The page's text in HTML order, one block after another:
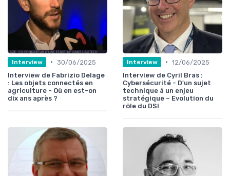
Interview • 30/06/2025
Interview de Fabrizio Delage
: Les objets connectés en
agriculture - Où en est-on
dix ans après ?
Interview • 12/06/2025
Interview de Cyril Bras :
Cybersécurité - D'un sujet
technique à un enjeu
stratégique – Evolution du
rôle du DSI